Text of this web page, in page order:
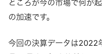
ところが今の市場で何が
の加速です。
今回の決算データは2022